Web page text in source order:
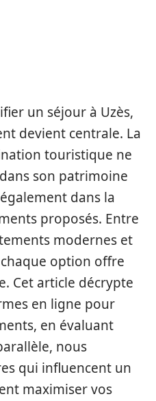
un séjour à Uzès,
devient centrale. La
touristique ne
son patrimoine
dans la
proposés. Entre
modernes et
option offre
Cet article décrypte
en ligne pour
en évaluant
nous
qui influencent un
maximiser vos